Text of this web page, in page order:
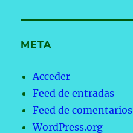
META
Acceder
Feed de entradas
Feed de comentarios
WordPress.org